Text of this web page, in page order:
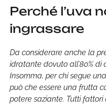
Perché l’uva
ingrassare
Da considerare anche la
idratante dovuto all’80% di
Insomma, per chi segue
può che essere una frutta
potere saziante. Tutti